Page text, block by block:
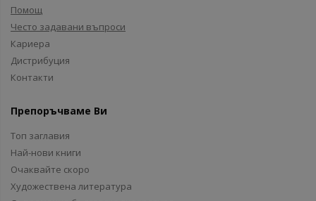
Помощ
Често задавани въпроси
Кариера
Дистрибуция
Контакти
Препоръчваме Ви
Топ заглавия
Най-нови книги
Очаквайте скоро
Художествена литература